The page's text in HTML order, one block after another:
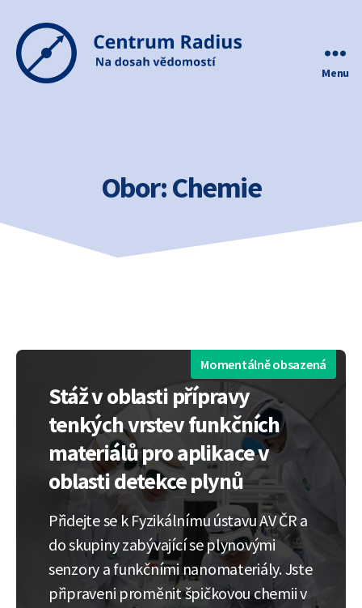
Menu
Obor:Chemie
Momentálně obsazená
Stáž v oblasti přípravy
tenkých vrstev funkčních
materiálů pro aplikace v
oblasti detekce plynů
Přidejte se k Fyzikálnímu ústavu AV ČR a
do skupiny zabývající se plynovými
senzory a funkčními nanomateriály. Jste
připraveni proměnit špičkovou chemii v